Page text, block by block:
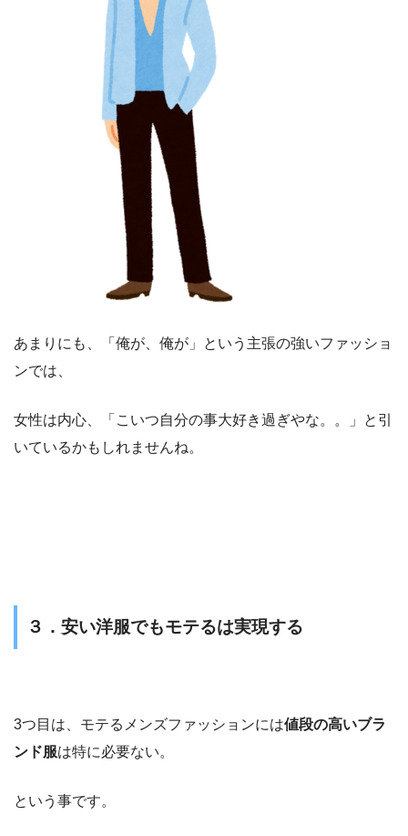
あまりにも、「俺が、俺が」という主張の強いファッショ
ンでは、
女性は内心、「こいつ自分の事大好き過ぎやな。。」と引
いているかもしれませんね。
３．安い洋服でもモテるは実現する
3つ目は、モテるメンズファッションには値段の高いブラ
ンド服は特に必要ない。
という事です。